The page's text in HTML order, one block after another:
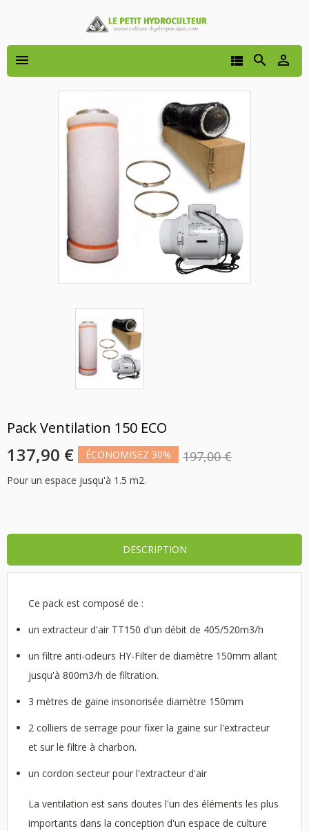
 


Pack Ventilation 150 ECO
137,90 € ÉCONOMISEZ 30% 197,00 €
Pour un espace jusqu'à 1.5 m2.
DESCRIPTION
Ce pack est composé de :
un extracteur d'air TT150 d'un débit de 405/520m3/h
un filtre anti-odeurs HY-Filter de diamètre 150mm allant
jusqu'à 800m3/h de filtration.
3 mètres de gaine insonorisée diamètre 150mm
2 colliers de serrage pour fixer la gaine sur l'extracteur
et sur le filtre à charbon.
un cordon secteur pour l'extracteur d'air
La ventilation est sans doutes l'un des éléments les plus
importants dans la conception d'un espace de culture